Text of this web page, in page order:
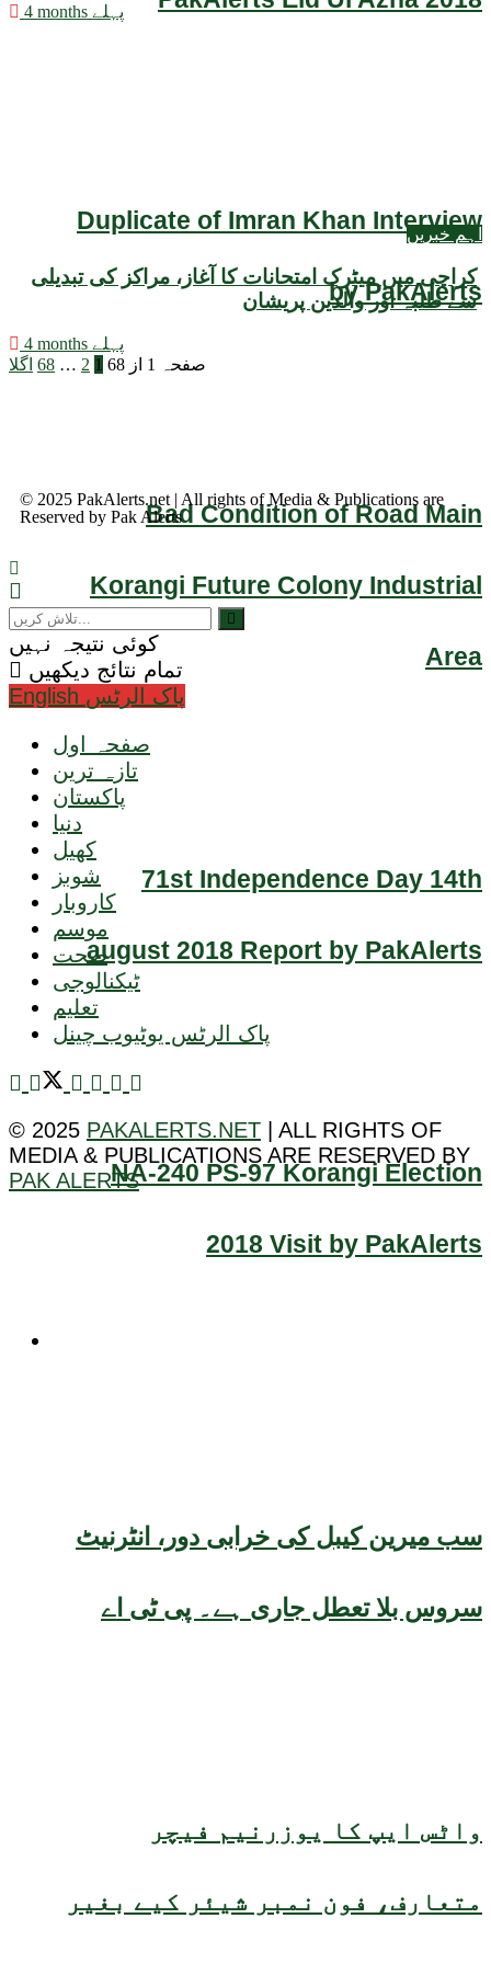
Duplicate of Imran Khan Interview
by PakAlerts
Bad Condition of Road Main
Korangi Future Colony Industrial
Area
71st Independence Day 14th
august 2018 Report by PakAlerts
NA-240 PS-97 Korangi Election
2018 Visit by PakAlerts
سب میرین کیبل کی خرابی دور، انٹرنیٹ
سروس بلا تعطل جاری ہے۔ پی ٹی اے
واٹس ایپ کا یوزرنیم فیچر
متعارف، فون نمبر شیئر کیے بغیر
4 months پہلے
اہم خبریں
کراچی میں میٹرک امتحانات کا آغاز، مراکز کی تبدیلی
سے طلبہ اور والدین پریشان
4 months پہلے
صفحہ 1 از 68
1
2
…
68 اگلا
© 2025 PakAlerts.net| All rights of Media & Publications are
Reserved by Pak Alerts
کوئی نتیجہ نہیں
تمام نتائج دیکھیں
English پاک الرٹس
صفحہ اول
تازہ ترین
پاکستان
دنیا
کھیل
شوبز
کاروبار
موسم
صحت
ٹیکنالوجی
تعلیم
پاک الرٹس یوٹیوب چینل
© 2025 PAKALERTS.NET | ALL RIGHTS OF
MEDIA & PUBLICATIONS ARE RESERVED BY
PAK ALERTS